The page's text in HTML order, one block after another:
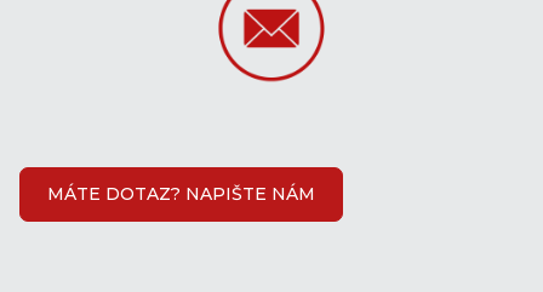
MÁTE DOTAZ? NAPIŠTE NÁM